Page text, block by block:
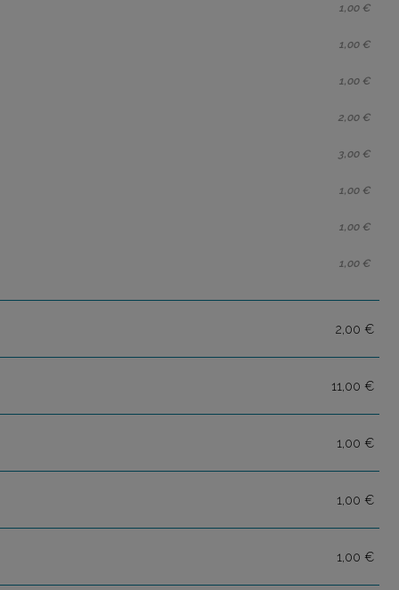
1,00 €
1,00 €
1,00 €
2,00 €
3,00 €
1,00 €
1,00 €
1,00 €
2,00 €
11,00 €
1,00 €
1,00 €
1,00 €